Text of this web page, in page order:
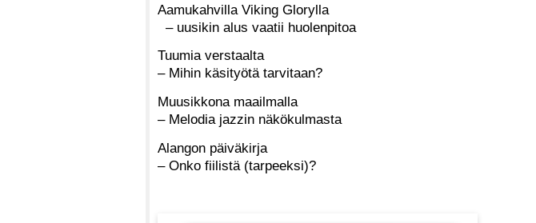
Aamukahvilla Viking Glorylla
– uusikin alus vaatii huolenpitoa
Tuumia verstaalta
– Mihin käsityötä tarvitaan?
Muusikkona maailmalla
– Melodia jazzin näkökulmasta
Alangon päiväkirja
– Onko fiilistä (tarpeeksi)?